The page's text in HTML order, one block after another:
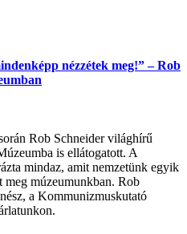
nézzétek meg!” – Rob
Rob Schneider világhírű
is ellátogatott. A
mindaz, amit nemzetünk egyik
meg múzeumunkban. Rob
a Kommunizmuskutató